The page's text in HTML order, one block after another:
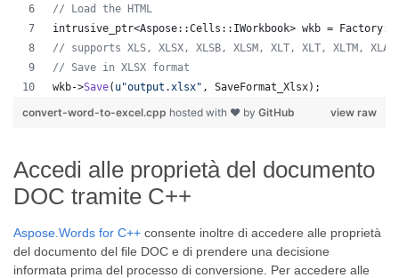
// Load the HTML
intrusive_ptr<Aspose::Cells::IWorkbook> wkb =
// supports XLS, XLSX, XLSB, XLSM, XLT, XLT, XLTM,
// Save in XLSX format
wkb->Save( u"output.xlsx" , SaveFormat_Xlsx);
view raw
convert-word-to-excel.cpp hosted with ❤ by GitHub
Accedi alle proprietà del documento
DOC tramite C++
Aspose.Words for C++ consente inoltre di accedere alle proprietà
del documento del file DOC e di prendere una decisione
informata prima del processo di conversione. Per accedere alle